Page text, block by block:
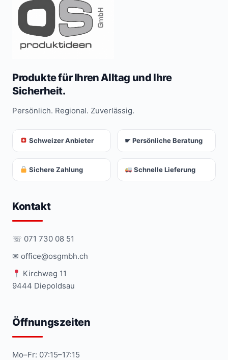
Produkte für Ihren Alltag und Ihre
Sicherheit.
Persönlich. Regional. Zuverlässig.
Schweizer Anbieter ☛ Persönliche Beratung
Sichere Zahlung Schnelle Lieferung
Kontakt
☏ 071 730 08 51
✉ office@osgmbh.ch
Kirchweg 11
9444 Diepoldsau
Öffnungszeiten
Mo–Fr: 07:15–17:15